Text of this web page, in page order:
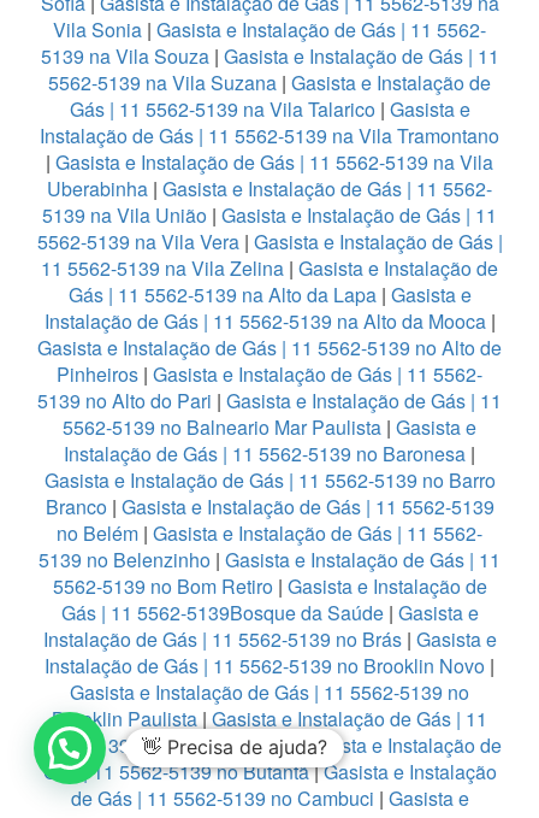
Vila Sonia | Gasista e Instalação de Gás | 11 5562-
5139 na Vila Souza| Gasista e Instalação de Gás | 11
5562-5139 na Vila Suzana | Gasista e Instalação de
Gás | 11 5562-5139 na Vila Talarico| Gasista e
Instalação de Gás | 11 5562-5139 na Vila Tramontano
| Gasista e Instalação de Gás | 11 5562-5139 na Vila
Uberabinha | Gasista e Instalação de Gás | 11 5562-
5139 na Vila União | Gasista e Instalação de Gás | 11
5562-5139 na Vila Vera| Gasista e Instalação de Gás |
11 5562-5139 na Vila Zelina | Gasista e Instalação de
Gás | 11 5562-5139 na Alto da Lapa| Gasista e
Instalação de Gás | 11 5562-5139 na Alto da Mooca|
Gasista e Instalação de Gás | 11 5562-5139 no Alto de
Pinheiros | Gasista e Instalação de Gás | 11 5562-
5139 no Alto do Pari | Gasista e Instalação de Gás | 11
5562-5139 no Balneario Mar Paulista | Gasista e
Instalação de Gás | 11 5562-5139 no Baronesa |
Gasista e Instalação de Gás | 11 5562-5139 no Barro
Branco| Gasista e Instalação de Gás | 11 5562-5139
no Belém | Gasista e Instalação de Gás | 11 5562-
5139 no Belenzinho | Gasista e Instalação de Gás | 11
5562-5139 no Bom Retiro| Gasista e Instalação de
Gás | 11 5562-5139Bosque da Saúde| Gasista e
Instalação de Gás | 11 5562-5139 no Brás| Gasista e
Instalação de Gás | 11 5562-5139 no Brooklin Novo |
Gasista e Instalação de Gás | 11 5562-5139 no
Brooklin Paulista | Gasista e Instalação de Gás | 11
5562-5139 no Burgo Paulista|Gasista e Instalação de
Gás | 11 5562-5139 no Butantã|Gasista e Instalação
de Gás | 11 5562-5139 no Cambuci | Gasista e
👋 Precisa de ajuda?